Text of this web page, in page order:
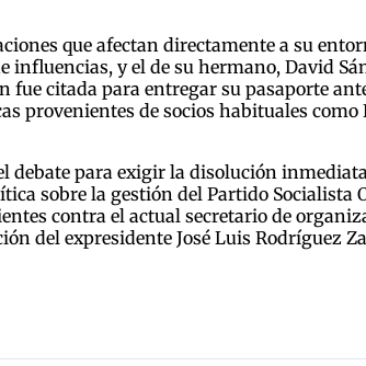
que afectan directamente a su
influencias, y el de su hermano, David
fue citada para entregar su pasaporte
provenientes de socios habituales como
debate para exigir la disolución
sobre la gestión del Partido Socialista
contra el actual secretario de
del expresidente José Luis Rodríguez